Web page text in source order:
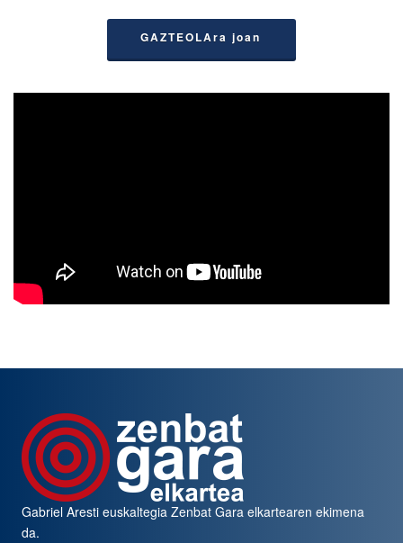
GAZTEOLAra joan
Gabriel Aresti euskaltegiaZenbat Gara elkartearen ekimena
da.